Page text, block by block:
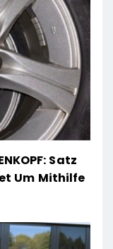
Satz
Um Mithilfe